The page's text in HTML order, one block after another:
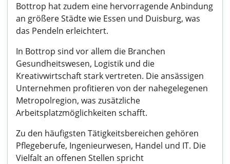
Bottrop hat zudem eine hervorragende Anbindung
an größere Städte wie Essen und Duisburg, was
das Pendeln erleichtert.
In Bottrop sind vor allem die Branchen
Gesundheitswesen, Logistik und die
Kreativwirtschaft stark vertreten. Die ansässigen
Unternehmen profitieren von der nahegelegenen
Metropolregion, was zusätzliche
Arbeitsplatzmöglichkeiten schafft.
Zu den häufigsten Tätigkeitsbereichen gehören
Pflegeberufe, Ingenieurwesen, Handel und IT. Die
Vielfalt an offenen Stellen spricht